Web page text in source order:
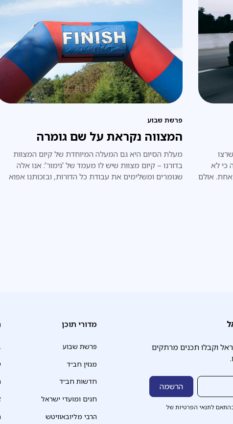
כי לא
אולם
פרשת שבוע
המצווה נקראת על שם גומרה
מעלת הסיום היא גם המעלה המיוחדת של קיום המצוות
בדורנו – קיום מצוות שיש לו מעמד של 'גימור': אנו אלה
שגומרים ומשלימים את עבודת כל הדורות, ובזכותנו אפוא
וקבלו תכנים מרתקים
לתנאי הפרטיות של
מדורי תוכן
פרשת שבוע
מגזין חב״ד
חדשות חב״ד
חגים ומועדי ישראל
הרבי מליובאוויטש